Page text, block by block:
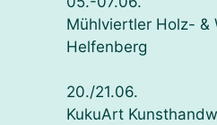
Mühlviertler Holz- &
Helfenberg
20./21.06.
KukuArt